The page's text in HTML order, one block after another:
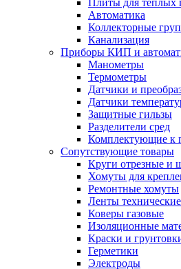
Плиты для теплых
Автоматика
Коллекторные
Канализация
Приборы КИП и
Манометры
Термометры
Датчики и
Датчики
Защитные гильзы
Разделители сред
Комплектующие к
Сопутствующие товары
Круги отрезные и
Хомуты для
Ремонтные хомуты
Ленты технические
Коверы газовые
Изоляционные
Краски и
Герметики
Электроды